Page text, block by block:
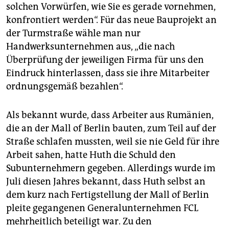
solchen Vorwürfen, wie Sie es gerade vornehmen,
konfrontiert werden“. Für das neue Bauprojekt an
der Turmstraße wähle man nur
Handwerksunternehmen aus, „die nach
Überprüfung der jeweiligen Firma für uns den
Eindruck hinterlassen, dass sie ihre Mitarbeiter
ordnungsgemäß bezahlen“.
Als bekannt wurde, dass Arbeiter aus Rumänien,
die an der Mall of Berlin bauten, zum Teil auf der
Straße schlafen mussten, weil sie nie Geld für ihre
Arbeit sahen, hatte Huth die Schuld den
Subunternehmern gegeben. Allerdings wurde im
Juli diesen Jahres bekannt, dass Huth selbst an
dem kurz nach Fertigstellung der Mall of Berlin
pleite gegangenen Generalunternehmen FCL
mehrheitlich beteiligt war. Zu den